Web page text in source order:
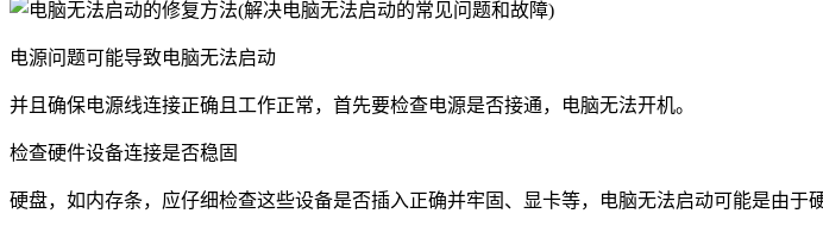
电源问题可能导致电脑无法启动
并且确保电源线连接正确且工作正常，首先要检查电源是否接通，电脑无法开机。
检查硬件设备连接是否稳固
硬盘，如内存条，应仔细检查这些设备是否插入正确并牢固、显卡等，电脑无法启动可能是由于